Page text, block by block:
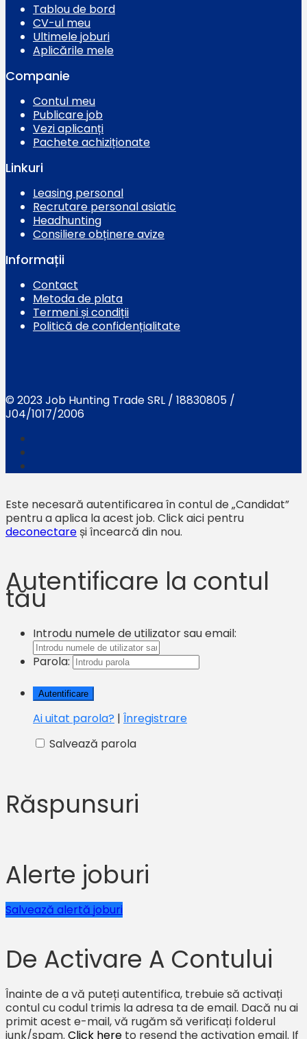
Tablou de bord
CV-ul meu
Ultimele joburi
Aplicările mele
Companie
Contul meu
Publicare job
Vezi aplicanți
Pachete achiziționate
Linkuri
Leasing personal
Recrutare personal asiatic
Headhunting
Consiliere obținere avize
Informații
Contact
Metoda de plata
Termeni și condiții
Politică de confidențialitate
© 2023 Job Hunting Trade SRL / 18830805 /
J04/1017/2006
Este necesară autentificarea în contul de „Candidat”
pentru a aplica la acest job. Click aici pentru
deconectare și încearcă din nou.
Autentificare la contul
tău
Introdu numele de utilizator sau email:
Parola:
Ai uitat parola? | Înregistrare
Salvează parola
Răspunsuri
Alerte joburi
Salvează alertă joburi
De Activare A Contului
Înainte de a vă puteți autentifica, trebuie să activați
contul cu codul trimis la adresa ta de email. Dacă nu ai
primit acest e-mail, vă rugăm să verificați folderul
junk/spam. Click here to resend the activation email. If